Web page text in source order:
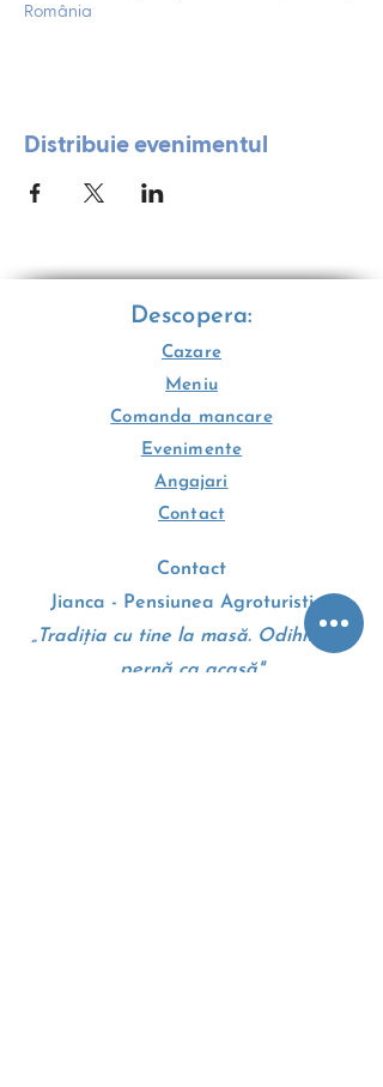
România
Distribuie evenimentul
Descopera:
Cazare
Meniu
Comanda mancare
Evenimente
Angajari
Contact
Contact
Jianca - Pensiunea Agroturistica
„Tradiția cu tine la masă. Odihnă pe
pernă ca acasă"